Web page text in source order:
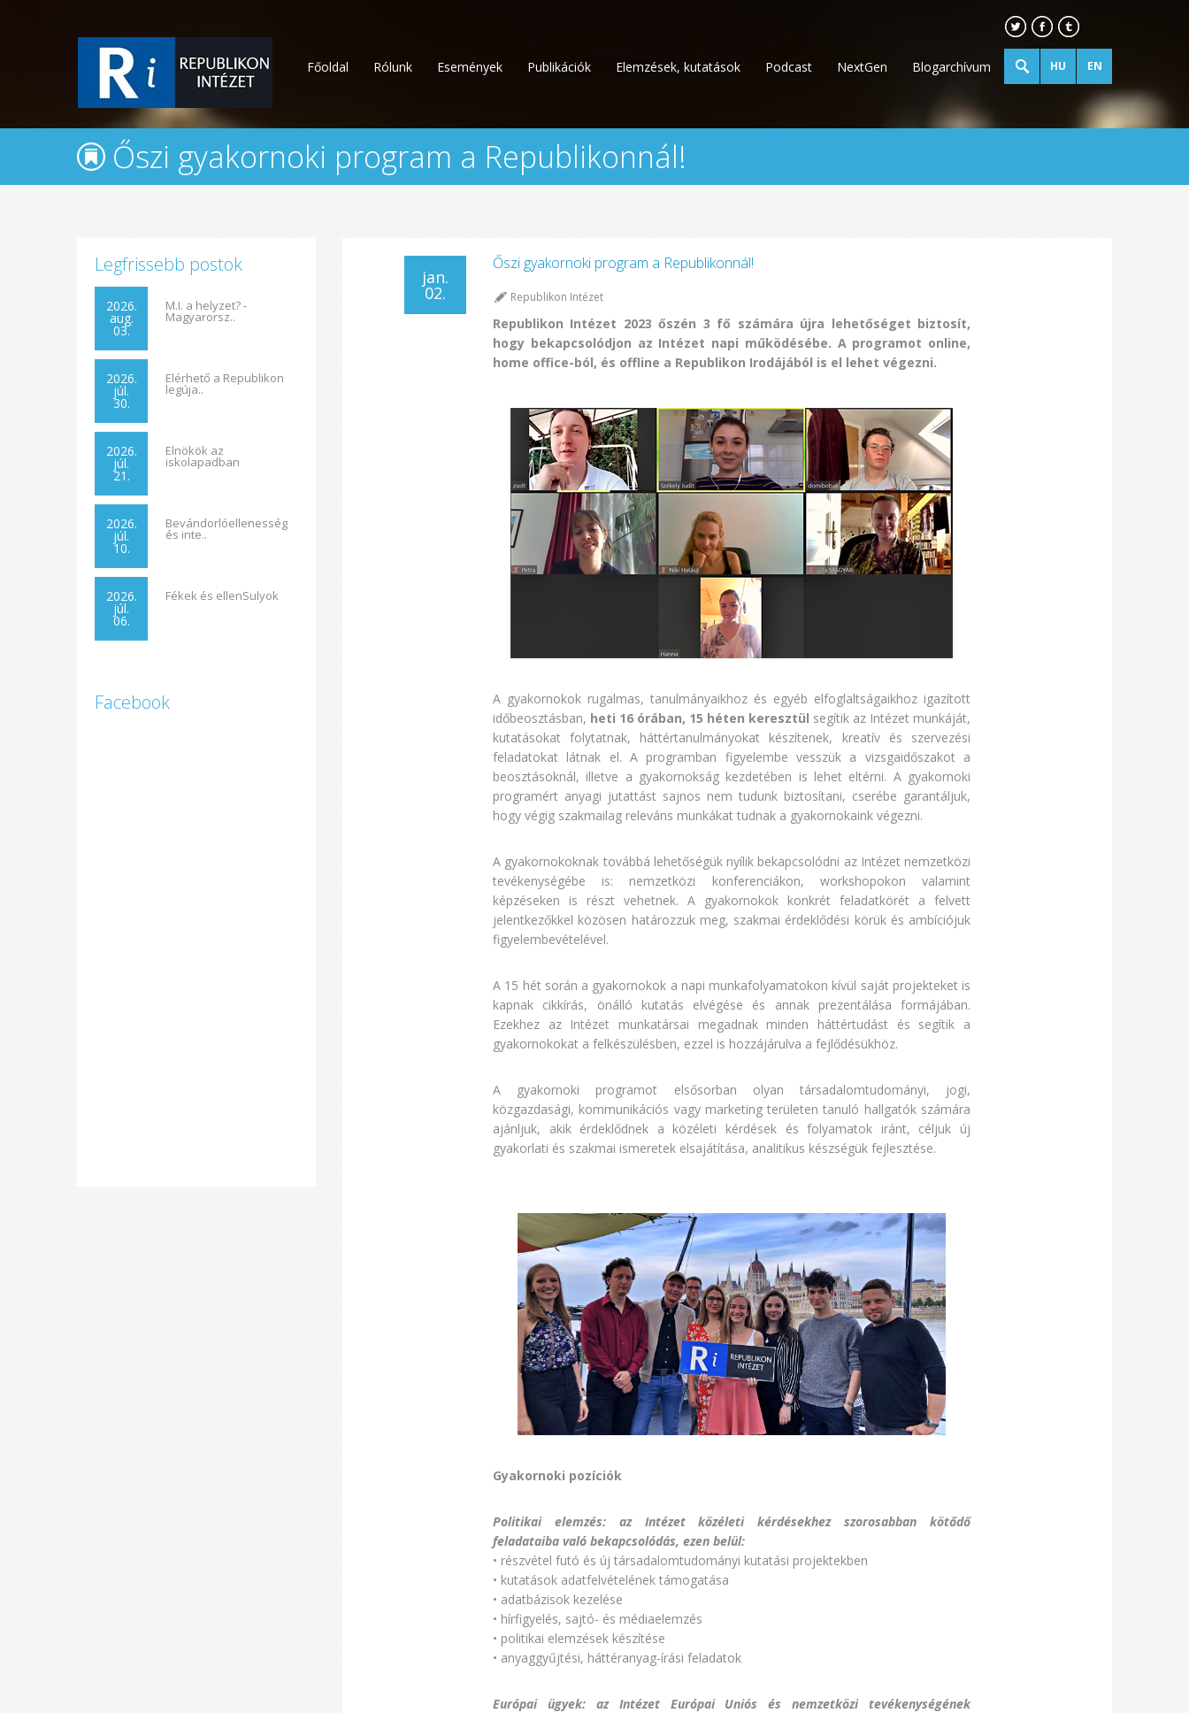
EN
HU
Blogarchívum
NextGen
Podcast
Elemzések, kutatások
Publikációk
Események
Rólunk
Főoldal
Őszi gyakornoki program a Republikonnál!
Legfrissebb postok
2026.
aug.
03.
M.I. a helyzet? -
Magyarorsz..
2026.
júl.
30.
Elérhető a Republikon
legúja..
2026.
júl.
21.
Elnökök az
iskolapadban
2026.
júl.
10.
Bevándorlóellenesség
és inte..
2026.
júl.
06.
Fékek és ellenSulyok
Facebook
jan.
02.
Őszi gyakornoki program a Republikonnál!
Republikon Intézet
Republikon Intézet 2023 őszén 3 fő számára újra lehetőséget biztosít,
hogy bekapcsolódjon az Intézet napi működésébe. A programot online,
home office-ból, és offline a Republikon Irodájából is el lehet végezni.
A gyakornokok rugalmas, tanulmányaikhoz és egyéb elfoglaltságaikhoz igazított
időbeosztásban, heti 16 órában, 15 héten keresztül segítik az Intézet munkáját,
kutatásokat folytatnak, háttértanulmányokat készítenek, kreatív és szervezési
feladatokat látnak el. A programban figyelembe vesszük a vizsgaidőszakot a
beosztásoknál, illetve a gyakornokság kezdetében is lehet eltérni. A gyakornoki
programért anyagi jutattást sajnos nem tudunk biztosítani, cserébe garantáljuk,
hogy végig szakmailag releváns munkákat tudnak a gyakornokaink végezni.
A gyakornokoknak továbbá lehetőségük nyílik bekapcsolódni az Intézet nemzetközi
tevékenységébe is: nemzetközi konferenciákon, workshopokon valamint
képzéseken is részt vehetnek. A gyakornokok konkrét feladatkörét a felvett
jelentkezőkkel közösen határozzuk meg, szakmai érdeklődési körük és ambíciójuk
figyelembevételével.
A 15 hét során a gyakornokok a napi munkafolyamatokon kívül saját projekteket is
kapnak cikkírás, önálló kutatás elvégése és annak prezentálása formájában.
Ezekhez az Intézet munkatársai megadnak minden háttértudást és segítik a
gyakornokokat a felkészülésben, ezzel is hozzájárulva a fejlődésükhöz.
A gyakornoki programot elsősorban olyan társadalomtudományi, jogi,
közgazdasági, kommunikációs vagy marketing területen tanuló hallgatók számára
ajánljuk, akik érdeklődnek a közéleti kérdések és folyamatok iránt, céljuk új
gyakorlati és szakmai ismeretek elsajátítása, analitikus készségük fejlesztése.
Gyakornoki pozíciók
Politikai elemzés: az Intézet közéleti kérdésekhez szorosabban kötődő
feladataiba való bekapcsolódás, ezen belül:
• részvétel futó és új társadalomtudományi kutatási projektekben
• kutatások adatfelvételének támogatása
• adatbázisok kezelése
• hírfigyelés, sajtó- és médiaelemzés
• politikai elemzések készítése
• anyaggyűjtési, háttéranyag-írási feladatok
Európai ügyek: az Intézet Európai Uniós és nemzetközi tevékenységének